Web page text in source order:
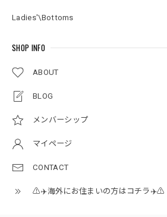
Ladies'\Bottoms
SHOP INFO
ABOUT
BLOG
メンバーシップ
マイページ
CONTACT
⚠️✈️海外にお住まいの方はコチラ✈️⚠️